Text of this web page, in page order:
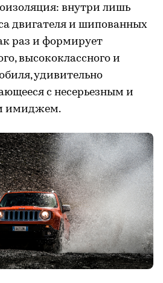
внутри лишь
двигателя и шипованных
раз и формирует
высококлассного и
удивительно
с несерьезным и
имиджем.